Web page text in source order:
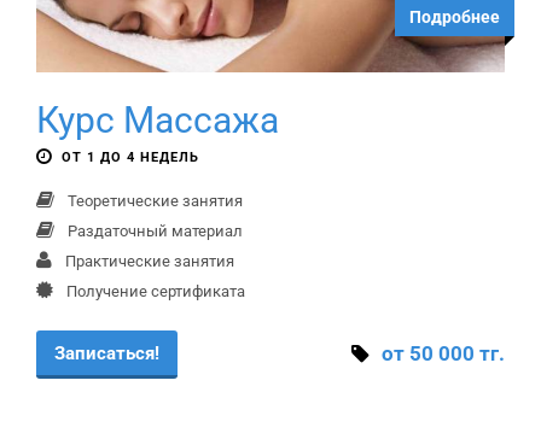
Подробнее
Курс Массажа
ОТ 1 ДО 4 НЕДЕЛЬ
Теоретические занятия
Раздаточный материал
Практические занятия
Получение сертификата
Записаться! от 50 000 тг.